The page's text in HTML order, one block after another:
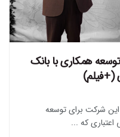
همکاری با بانک
(+فیلم)
شرکت برای توسعه
اعتباری که ...